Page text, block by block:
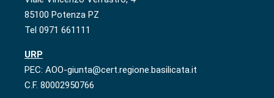
85100 Potenza PZ
Tel 0971 661111
URP
PEC: AOO-giunta@cert.regione.basilicata.it
C.F. 80002950766